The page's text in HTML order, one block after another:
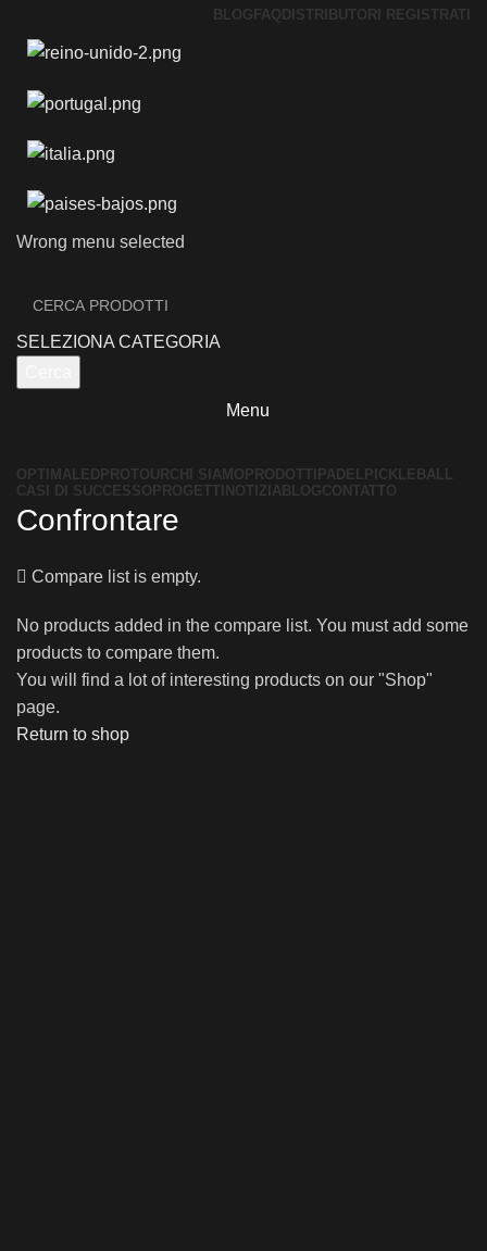
BLOG FAQ DISTRIBUTORI REGISTRATI
Wrong menu selected
SELEZIONA CATEGORIA
Menu
OPTIMALED PROTOUR CHI SIAMO PRODOTTI PADEL PICKLEBALL
CASI DI SUCCESSO PROGETTI NOTIZIA BLOGCONTATTO
Confrontare
Compare list is empty.
No products added in the compare list. You must add some
products to compare them.
You will find a lot of interesting products on our "Shop"
page.
Return to shop